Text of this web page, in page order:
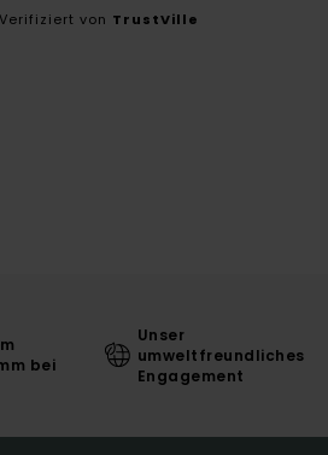
Verifiziert von TrustVille
bei
Unser
umweltfreundliches
Engagement